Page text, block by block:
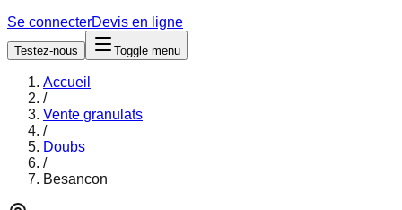
Se connecterDevis en ligne
Testez-nous Toggle menu
Accueil
/
Vente granulats
/
Doubs
/
Besancon